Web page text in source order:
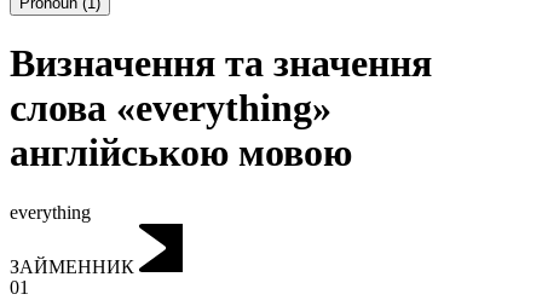
Визначення та значення
слова «everything»
англійською мовою
everything
ЗАЙМЕННИК
01